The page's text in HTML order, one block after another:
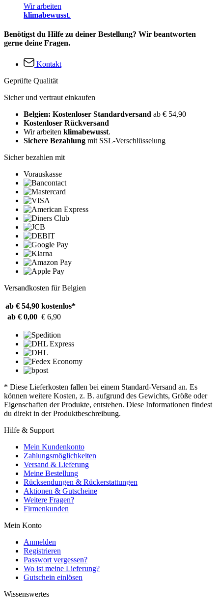
Wir arbeiten
klimabewusst.
Benötigst du Hilfe zu deiner Bestellung? Wir beantworten
gerne deine Fragen.
Kontakt
Geprüfte Qualität
Sicher und vertraut einkaufen
Belgien: Kostenloser Standardversand ab € 54,90
Kostenloser Rückversand
Wir arbeiten klimabewusst.
Sichere Bezahlung mit SSL-Verschlüsselung
Sicher bezahlen mit
Vorauskasse
Versandkosten für Belgien
ab € 54,90 kostenlos*
ab € 0,00 € 6,90
* Diese Lieferkosten fallen bei einem Standard-Versand an. Es
können weitere Kosten, z. B. aufgrund des Gewichts, Größe oder
Eigenschaften der Produkte, entstehen. Diese Informationen findest
du direkt in der Produktbeschreibung.
Hilfe & Support
Mein Kundenkonto
Zahlungsmöglichkeiten
Versand & Lieferung
Meine Bestellung
Rücksendungen & Rückerstattungen
Aktionen & Gutscheine
Weitere Fragen?
Firmenkunden
Mein Konto
Anmelden
Registrieren
Passwort vergessen?
Wo ist meine Lieferung?
Gutschein einlösen
Wissenswertes